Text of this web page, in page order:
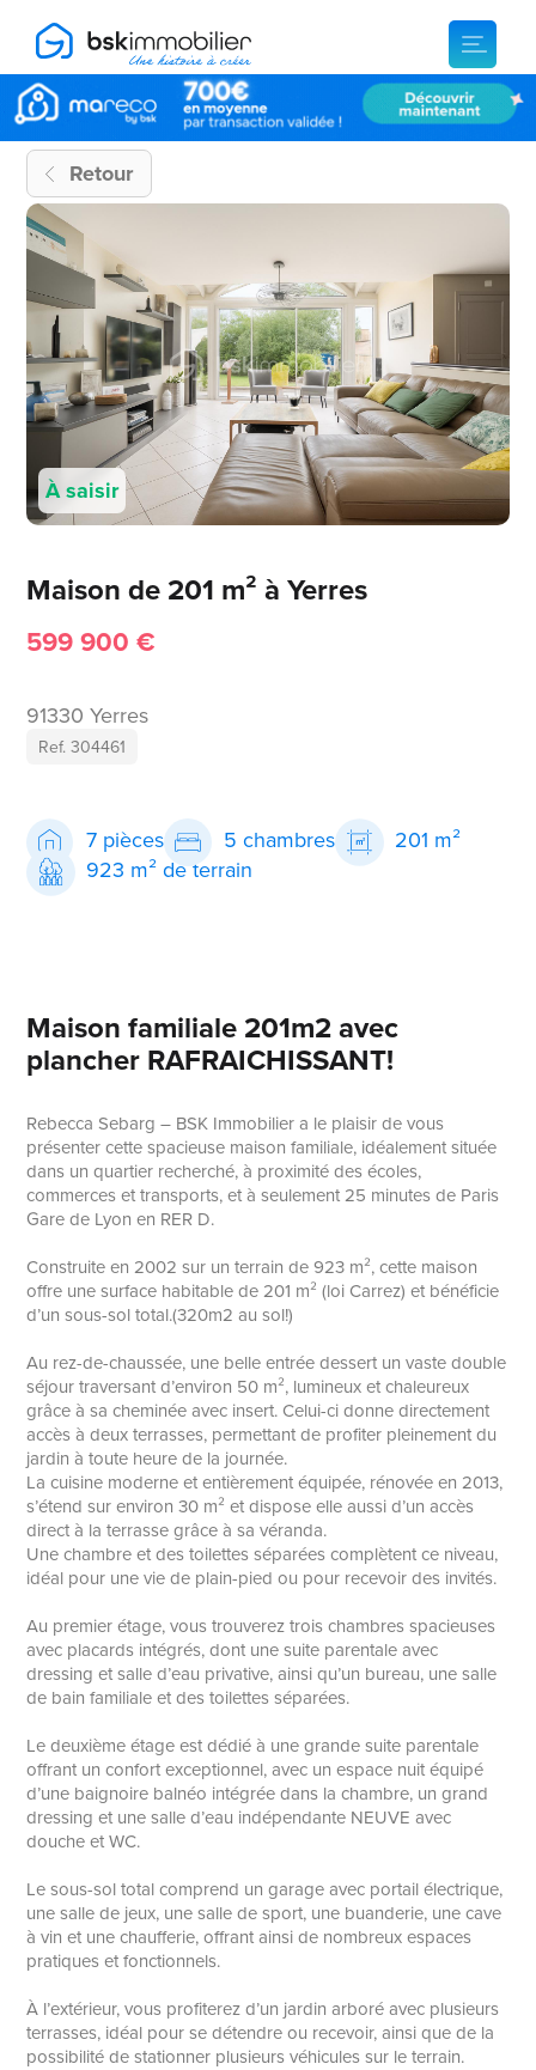
Retour
À saisir
Maison de 201 m² à Yerres
599 900 €
91330 Yerres
Ref. 304461
7 pièces 5 chambres
201 m²
923 m² de terrain
Maison familiale 201m2 avec
plancher RAFRAICHISSANT!
Rebecca Sebarg – BSK Immobilier a le plaisir de vous
présenter cette spacieuse maison familiale, idéalement située
dans un quartier recherché, à proximité des écoles,
commerces et transports, et à seulement 25 minutes de Paris
Gare de Lyon en RER D.
Construite en 2002 sur un terrain de 923 m², cette maison
offre une surface habitable de 201 m² (loi Carrez) et bénéficie
d’un sous-sol total.(320m2 au sol!)
Au rez-de-chaussée, une belle entrée dessert un vaste double
séjour traversant d’environ 50 m², lumineux et chaleureux
grâce à sa cheminée avec insert. Celui-ci donne directement
accès à deux terrasses, permettant de profiter pleinement du
jardin à toute heure de la journée.
La cuisine moderne et entièrement équipée, rénovée en 2013,
s’étend sur environ 30 m² et dispose elle aussi d’un accès
direct à la terrasse grâce à sa véranda.
Une chambre et des toilettes séparées complètent ce niveau,
idéal pour une vie de plain-pied ou pour recevoir des invités.
Au premier étage, vous trouverez trois chambres spacieuses
avec placards intégrés, dont une suite parentale avec
dressing et salle d’eau privative, ainsi qu’un bureau, une salle
de bain familiale et des toilettes séparées.
Le deuxième étage est dédié à une grande suite parentale
offrant un confort exceptionnel, avec un espace nuit équipé
d’une baignoire balnéo intégrée dans la chambre, un grand
dressing et une salle d’eau indépendante NEUVE avec
douche et WC.
Le sous-sol total comprend un garage avec portail électrique,
une salle de jeux, une salle de sport, une buanderie, une cave
à vin et une chaufferie, offrant ainsi de nombreux espaces
pratiques et fonctionnels.
À l’extérieur, vous profiterez d’un jardin arboré avec plusieurs
terrasses, idéal pour se détendre ou recevoir, ainsi que de la
possibilité de stationner plusieurs véhicules sur le terrain.